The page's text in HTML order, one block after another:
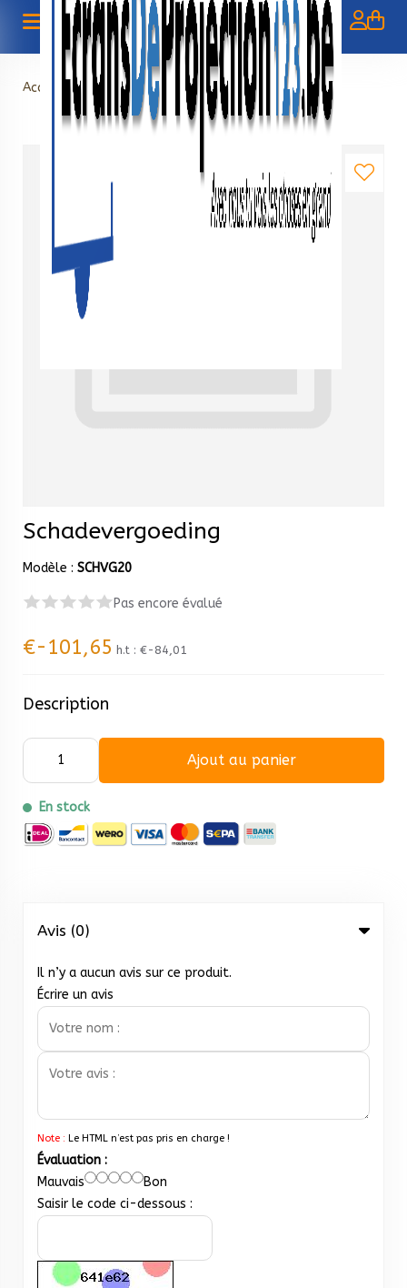
Accueil >Schadevergoeding
Schadevergoeding
Modèle : SCHVG20
Pas encore évalué
€-101,65 h.t : €-84,01
Description
Ajout au panier
En stock
Avis (0)
Il n’y a aucun avis sur ce produit.
Écrire un avis
Note : Le HTML n’est pas pris en charge !
Évaluation :
Mauvais
Bon
Saisir le code ci-dessous :